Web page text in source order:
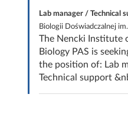
Lab manager / Technical
Biologii Doświadczalnej
The Nencki Institute
Biology PAS is
the position of: Lab
Technical support